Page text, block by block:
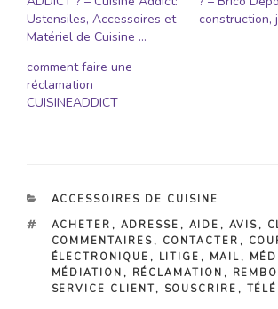
Ustensiles, Accessoires et
Matériel de Cuisine …
construction,
comment faire une
réclamation
CUISINEADDICT
CATÉGORIES
ACCESSOIRES DE CUISINE
ÉTIQUETTES
ACHETER , ADRESSE , AIDE , AVIS ,
COMMENTAIRES , CONTACTER ,
ÉLECTRONIQUE , LITIGE , MAIL ,
MÉDIATION , RÉCLAMATION ,
SERVICE CLIENT, SOUSCRIRE ,